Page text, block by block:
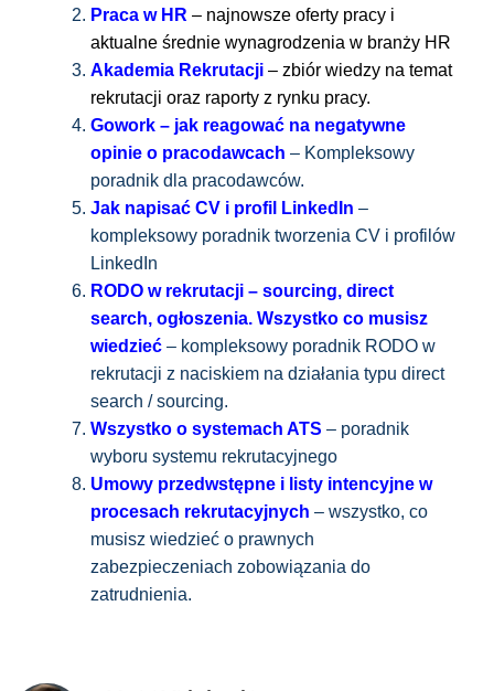
Praca w HR – najnowsze oferty pracy i
aktualne średnie wynagrodzenia w branży HR
Akademia Rekrutacji – zbiór wiedzy na temat
rekrutacji oraz raporty z rynku pracy.
Gowork – jak reagować na negatywne
opinie o pracodawcach – Kompleksowy
poradnik dla pracodawców.
Jak napisać CV i profil LinkedIn –
kompleksowy poradnik tworzenia CV i profilów
LinkedIn
RODO w rekrutacji – sourcing, direct
search, ogłoszenia. Wszystko co musisz
wiedzieć – kompleksowy poradnik RODO w
rekrutacji z naciskiem na działania typu direct
search / sourcing.
Wszystko o systemach ATS – poradnik
wyboru systemu rekrutacyjnego
Umowy przedwstępne i listy intencyjne w
procesach rekrutacyjnych – wszystko, co
musisz wiedzieć o prawnych
zabezpieczeniach zobowiązania do
zatrudnienia.